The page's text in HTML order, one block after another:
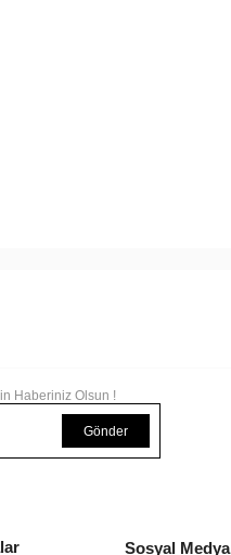
Haberiniz Olsun !
Gönder
Sosyal Medya